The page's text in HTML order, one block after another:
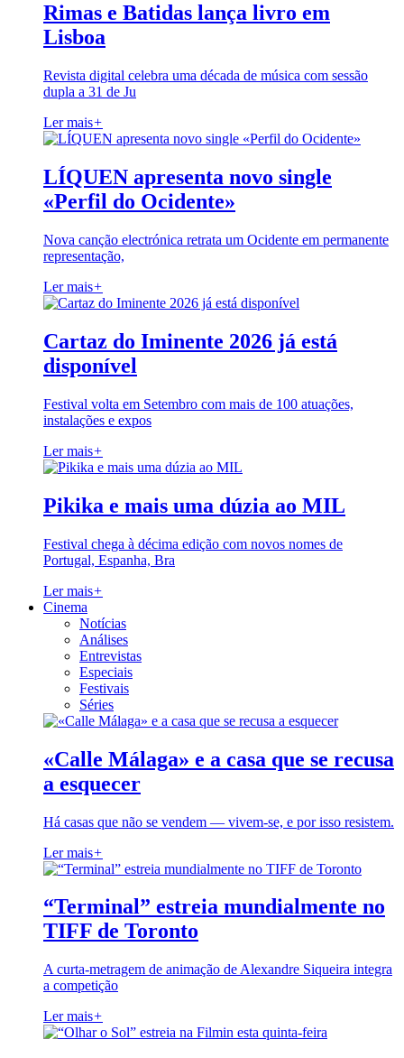
Rimas e Batidas lança livro em
Lisboa
Revista digital celebra uma década de música com sessão
dupla a 31 de Ju
Ler mais+
LÍQUEN apresenta novo single
«Perfil do Ocidente»
Nova canção electrónica retrata um Ocidente em permanente
representação,
Ler mais+
Cartaz do Iminente 2026 já está
disponível
Festival volta em Setembro com mais de 100 atuações,
instalações e expos
Ler mais+
Pikika e mais uma dúzia ao MIL
Festival chega à décima edição com novos nomes de
Portugal, Espanha, Bra
Ler mais+
Cinema
Notícias
Análises
Entrevistas
Especiais
Festivais
Séries
«Calle Málaga» e a casa que se recusa
a esquecer
Há casas que não se vendem — vivem-se, e por isso resistem.
Ler mais+
“Terminal” estreia mundialmente no
TIFF de Toronto
A curta-metragem de animação de Alexandre Siqueira integra
a competição
Ler mais+